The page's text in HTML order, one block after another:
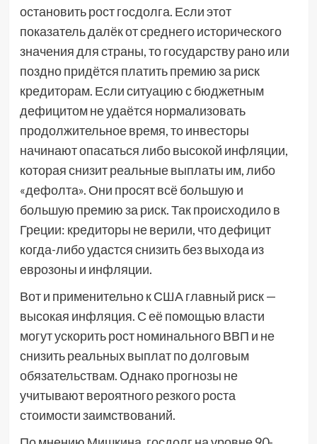
остановить рост госдолга. Если этот
показатель далёк от среднего исторического
значения для страны, то государству рано или
поздно придётся платить премию за риск
кредиторам. Если ситуацию с бюджетным
дефицитом не удаётся нормализовать
продолжительное время, то инвесторы
начинают опасаться либо высокой инфляции,
которая снизит реальные выплаты им, либо
«дефолта». Они просят всё большую и
большую премию за риск. Так происходило в
Греции: кредиторы не верили, что дефицит
когда-либо удастся снизить без выхода из
еврозоны и инфляции.
Вот и применительно к США главный риск —
высокая инфляция. С её помощью власти
могут ускорить рост номинального ВВП и не
снизить реальных выплат по долговым
обязательствам. Однако прогнозы не
учитывают вероятного резкого роста
стоимости заимствований.